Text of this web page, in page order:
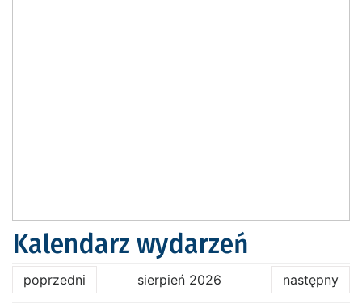
Kalendarz wydarzeń
poprzedni sierpień 2026 następny